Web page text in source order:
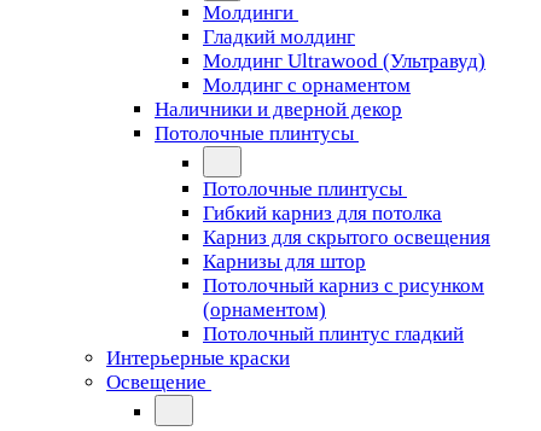
Молдинги
Гладкий молдинг
Молдинг Ultrawood (Ультравуд)
Молдинг с орнаментом
Наличники и дверной декор
Потолочные плинтусы
Потолочные плинтусы
Гибкий карниз для потолка
Карниз для скрытого освещения
Карнизы для штор
Потолочный карниз с рисунком
(орнаментом)
Потолочный плинтус гладкий
Интерьерные краски
Освещение